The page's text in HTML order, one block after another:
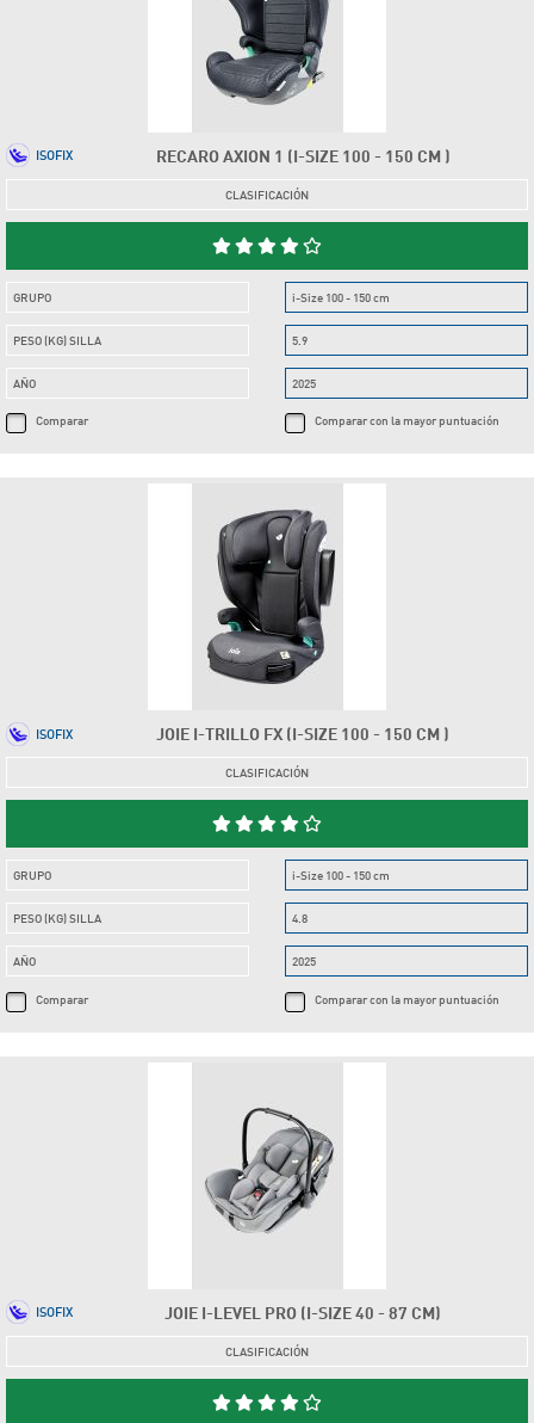
RECARO AXION 1 (I-SIZE 100 - 150 CM )
ISOFIX
CLASIFICACIÓN
GRUPO
PESO (KG) SILLA
AÑO
Comparar
i-Size 100 - 150 cm
5.9
2025
Comparar con la mayor puntuación
JOIE I-TRILLO FX (I-SIZE 100 - 150 CM )
ISOFIX
CLASIFICACIÓN
GRUPO
PESO (KG) SILLA
AÑO
Comparar
i-Size 100 - 150 cm
4.8
2025
Comparar con la mayor puntuación
JOIE I-LEVEL PRO (I-SIZE 40 - 87 CM)
ISOFIX
CLASIFICACIÓN